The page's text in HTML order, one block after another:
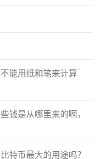
能用纸和笔来计算
钱是从哪里来的啊，
特币最大的用途吗？